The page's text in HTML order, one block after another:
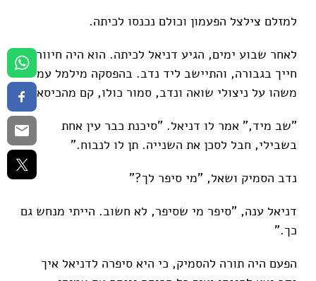
למזלם צילצל הפעמון וכולם נכנסו לכיתה.
לאחר שבוע ימים, הגיע דניאל לכיתה. הוא היה חיוור,
חייך בגבורה, והתיישב ליד נדב. בהפסקה מילמל עמיחי
משהו על ניצולי שואה ונדב, סמור כולו, קם מהכיסא.
"שב מיד," אמר לו דניאל. "סיכנת כבר עין אחת
בשבילי, חבל לסכן את השנייה. תן לו לנבוח."
נדב הסמיק ושאל, "מי סיפר לך?"
דניאל ענה, "סיפר מי שסיפר, לא חשוב. הייתי מנחש גם
כך."
הפעם היה תורה להסמיק, כי היא סיפרה לדניאל איך